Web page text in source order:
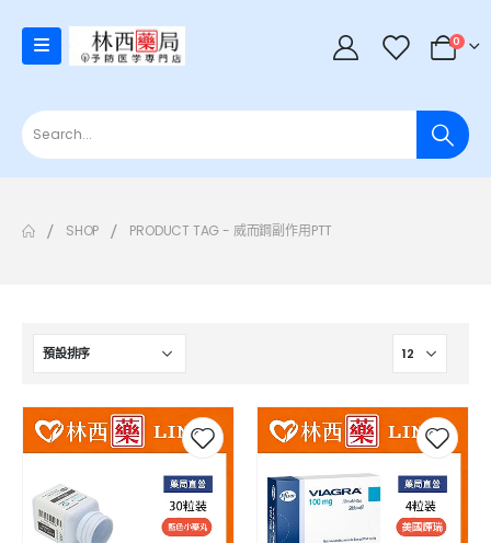
0
SHOP PRODUCT TAG - 威而鋼副作用PTT